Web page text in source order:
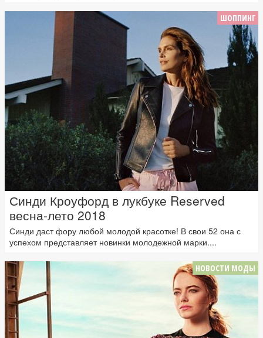
ШОППИНГ
Синди Кроуфорд в лукбуке Reserved
весна-лето 2018
Синди даст фору любой молодой красотке! В свои 52 она с
успехом представляет новинки молодежной марки....
НОВОСТИ МОДЫ